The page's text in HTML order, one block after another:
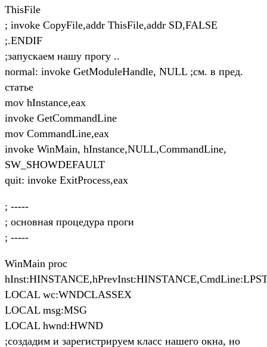
ThisFile
; invoke CopyFile,addr ThisFile,addr SD,FALSE
;.ENDIF
;запускаем нашу прогу ..
normal: invoke GetModuleHandle, NULL ;см. в пред.
статье
mov hInstance,eax
invoke GetCommandLine
mov CommandLine,eax
invoke WinMain, hInstance,NULL,CommandLine,
SW_SHOWDEFAULT
quit: invoke ExitProcess,eax
; -----
; основная процедура проги
; -----
WinMain proc
LOCAL wc:WNDCLASSEX
LOCAL msg:MSG
LOCAL hwnd:HWND
;создадим и зарегистрируем класс нашего окна, но